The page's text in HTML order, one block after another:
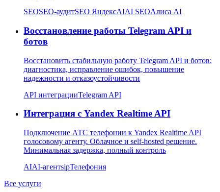
SEOSEO-аудитSEO ЯндексAIAI SEOАлиса AI
Восстановление работы Telegram API и
ботов
Восстановить стабильную работу Telegram API и ботов:
диагностика, исправление ошибок, повышение
надежности и отказоустойчивости
API интеграцииTelegram API
Интеграция с Yandex Realtime API
Подключение АТС телефонии к Yandex Realtime API
голосовому агенту. Облачное и self-hosted решение.
Минимальная задержка, полный контроль
AIAI-агентsipТелефония
Все услуги